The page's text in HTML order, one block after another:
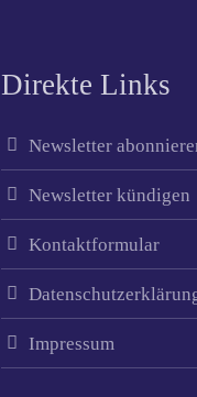
Direkte Links
Newsletter
Newsletter kündigen
Kontaktformular
Impressum